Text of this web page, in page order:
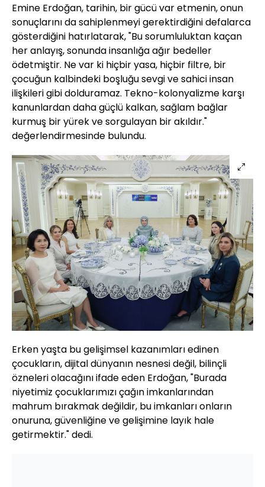
Emine Erdoğan, tarihin, bir gücü var etmenin, onun
sonuçlarını da sahiplenmeyi gerektirdiğini defalarca
gösterdiğini hatırlatarak, "Bu sorumluluktan kaçan
her anlayış, sonunda insanlığa ağır bedeller
ödetmiştir. Ne var ki hiçbir yasa, hiçbir filtre, bir
çocuğun kalbindeki boşluğu sevgi ve sahici insan
ilişkileri gibi dolduramaz. Tekno-kolonyalizme karşı
kanunlardan daha güçlü kalkan, sağlam bağlar
kurmuş bir yürek ve sorgulayan bir akıldır."
değerlendirmesinde bulundu.
Erken yaşta bu gelişimsel kazanımları edinen
çocukların, dijital dünyanın nesnesi değil, bilinçli
özneleri olacağını ifade eden Erdoğan, "Burada
niyetimiz çocuklarımızı çağın imkanlarından
mahrum bırakmak değildir, bu imkanları onların
onuruna, güvenliğine ve gelişimine layık hale
getirmektir." dedi.